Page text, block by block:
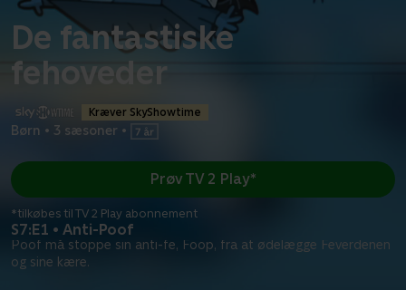
De fantastiske
fehoveder
Kræver SkyShowtime
Børn • 3 sæsoner •
S7:E1 • Anti-Poof
Poof må stoppe sin anti-fe, Foop, fra at ødelægge Feverdenen
og sine kære.
Prøv TV 2 Play*
*tilkøbes til TV 2 Play abonnement